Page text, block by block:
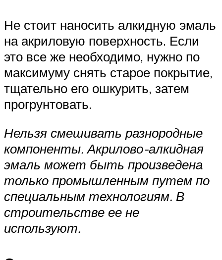
Не стоит наносить алкидную эмаль
на акриловую поверхность. Если
это все же необходимо, нужно по
максимуму снять старое покрытие,
тщательно его ошкурить, затем
прогрунтовать.
Нельзя смешивать разнородные
компоненты. Акрилово-алкидная
эмаль может быть произведена
только промышленным путем по
специальным технологиям. В
строительстве ее не
используют.